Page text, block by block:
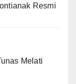
Resmi
Melati